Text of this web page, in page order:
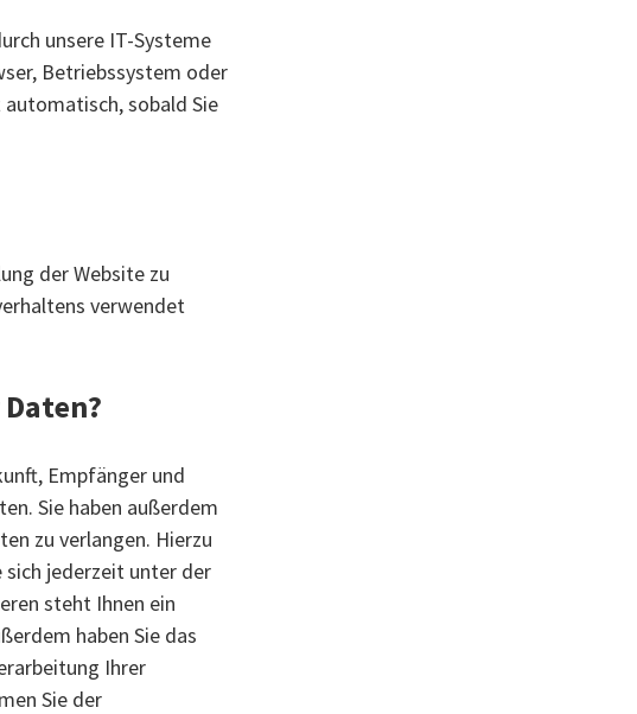
unsere IT-Systeme
Betriebssystem oder
sobald Sie
der Website zu
verwendet
Empfänger und
Sie haben außerdem
zu verlangen. Hierzu
sich jederzeit unter der
steht Ihnen ein
haben Sie das
Ihrer
Sie der